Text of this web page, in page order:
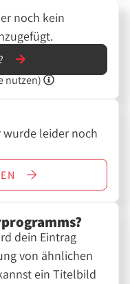
noch kein
nutzen)
wurde leider noch
dein Eintrag
von ähnlichen
ein Titelbild